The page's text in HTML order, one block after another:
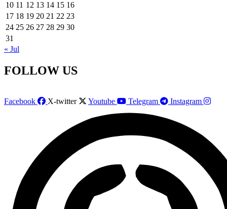
10 11 12 13 14 15 16
17 18 19 20 21 22 23
24 25 26 27 28 29 30
31
« Jul
FOLLOW US
Facebook X-twitter Youtube Telegram Instagram